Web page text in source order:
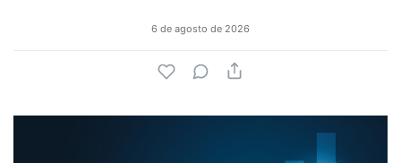
6 de agosto de 2026